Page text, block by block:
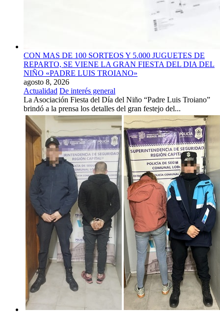
CON MAS DE 100 SORTEOS Y 5.000 JUGUETES DE
REPARTO, SE VIENE LA GRAN FIESTA DEL DIA DEL
NIÑO «PADRE LUIS TROIANO»
agosto 8, 2026
Actualidad De interés general
La Asociación Fiesta del Día del Niño “Padre Luis Troiano”
brindó a la prensa los detalles del gran festejo del...